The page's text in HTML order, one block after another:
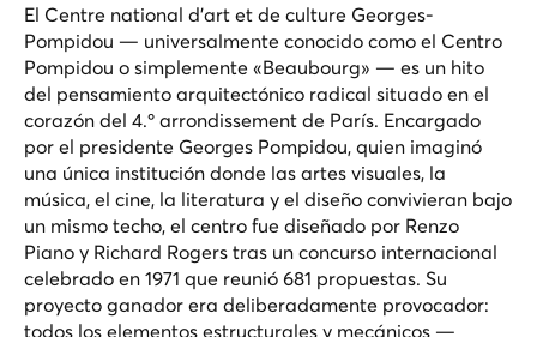
El Centre national d'art et de culture Georges-
Pompidou — universalmente conocido como el Centro
Pompidou o simplemente «Beaubourg» — es un hito
del pensamiento arquitectónico radical situado en el
corazón del 4.º arrondissement de París. Encargado
por el presidente Georges Pompidou, quien imaginó
una única institución donde las artes visuales, la
música, el cine, la literatura y el diseño convivieran bajo
un mismo techo, el centro fue diseñado por Renzo
Piano y Richard Rogers tras un concurso internacional
celebrado en 1971 que reunió 681 propuestas. Su
proyecto ganador era deliberadamente provocador:
todos los elementos estructurales y mecánicos —